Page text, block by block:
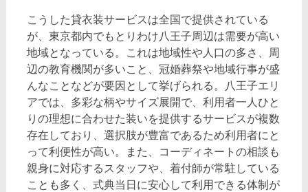
こうした貸衣装サービスは全国で提供されている
が、東京都内でもとりわけ八王子周辺は需要が高い
地域となっている。これは地域性や人口の多さ、周
辺の教育機関が多いこと、冠婚葬祭や地域行事が盛
んなことなどが要因として挙げられる。八王子エリ
アでは、多彩な柄やサイズ展開で、利用者一人ひと
りの理想に合わせた装いを提供するサービスが複数
存在しており、選択肢が豊富であるため利用者にと
って利便性が高い。また、コーディネートの相談も
親身に対応するスタッフや、着付師が常駐している
ことも多く、式典当日に安心して利用できる体制が